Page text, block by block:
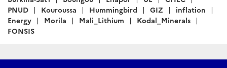
PNUD
Kouroussa Hummingbird GIZ
inflation
Energy
Morila Mali_Lithium
Kodal_Minerals
FONSIS